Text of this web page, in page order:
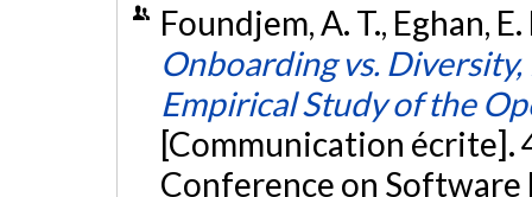
Foundjem, A. T., Eghan,
Onboarding vs.
Empirical Study of the
[Communication écrite].
Conference on Software